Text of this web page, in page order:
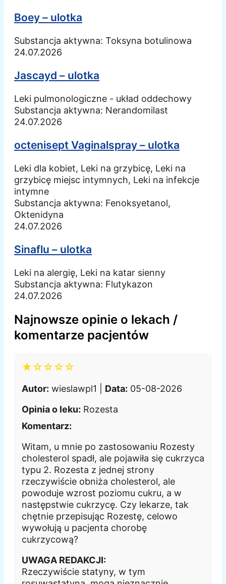
Boey – ulotka
Substancja aktywna: Toksyna botulinowa
24.07.2026
Jascayd – ulotka
Leki pulmonologiczne - układ oddechowy
Substancja aktywna: Nerandomilast
24.07.2026
octenisept Vaginalspray – ulotka
Leki dla kobiet, Leki na grzybicę, Leki na
grzybicę miejsc intymnych, Leki na infekcje
intymne
Substancja aktywna: Fenoksyetanol,
Oktenidyna
24.07.2026
Sinaflu – ulotka
Leki na alergię, Leki na katar sienny
Substancja aktywna: Flutykazon
24.07.2026
Najnowsze opinie o lekach /
komentarze pacjentów
★☆☆☆☆
Autor: wieslawpl1 | Data: 05-08-2026
Opinia o leku: Rozesta
Komentarz:
Witam, u mnie po zastosowaniu Rozesty
cholesterol spadł, ale pojawiła się cukrzyca
typu 2. Rozesta z jednej strony
rzeczywiście obniża cholesterol, ale
powoduje wzrost poziomu cukru, a w
następstwie cukrzycę. Czy lekarze, tak
chętnie przepisując Rozestę, celowo
wywołują u pacjenta chorobę
cukrzycową?
UWAGA REDAKCJI:
Rzeczywiście statyny, w tym